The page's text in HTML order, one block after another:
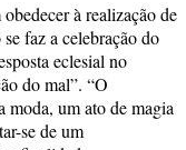
à realização de
faz a celebração do
eclesial no
do mal”. “O
moda, um ato de magia
se de um